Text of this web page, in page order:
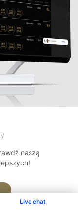
Live chat
naszą